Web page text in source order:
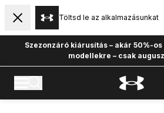
Töltsd le az alkalmazásunkat
Szezonzáró kiárusítás – akár 50%-
modellekre – csak